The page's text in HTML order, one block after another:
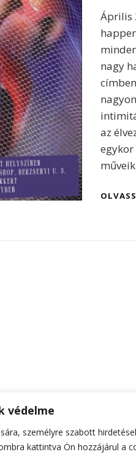
védelme
személyre szabott
kattintva Ön hozzájárul a
Április
nagy
az
egykor
jog fenntartva.Hello